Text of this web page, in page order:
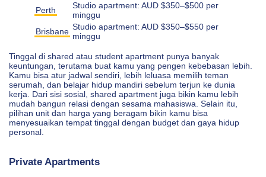
Perth
Studio apartment: AUD $350–$500 per
minggu
Brisbane Studio apartment: AUD $350–$550 per
minggu
Tinggal di shared atau student apartment punya banyak
keuntungan, terutama buat kamu yang pengen kebebasan lebih.
Kamu bisa atur jadwal sendiri, lebih leluasa memilih teman
serumah, dan belajar hidup mandiri sebelum terjun ke dunia
kerja. Dari sisi sosial, shared apartment juga bikin kamu lebih
mudah bangun relasi dengan sesama mahasiswa. Selain itu,
pilihan unit dan harga yang beragam bikin kamu bisa
menyesuaikan tempat tinggal dengan budget dan gaya hidup
personal.
Private Apartments